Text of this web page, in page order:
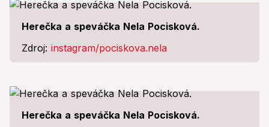
Herečka a speváčka Nela Pocisková.
Zdroj: instagram/pociskova.nela
Herečka a speváčka Nela Pocisková.